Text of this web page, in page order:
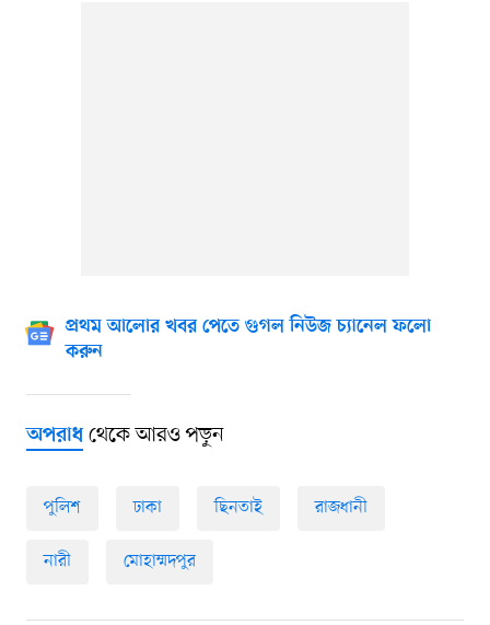
প্রথম আলোর খবর পেতে গুগল নিউজ চ্যানেল ফলো
করুন
অপরাধথেকে আরও পড়ুন
পুলিশ ঢাকা ছিনতাই রাজধানী
নারী মোহাম্মদপুর